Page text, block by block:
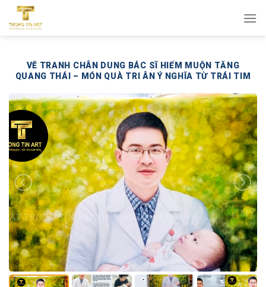
qua
VẼ TRANH CHÂN DUNG BÁC SĨ HIẾM MUỘN TĂNG
QUANG THÁI – MÓN QUÀ TRI ÂN Ý NGHĨA TỪ TRÁI TIM